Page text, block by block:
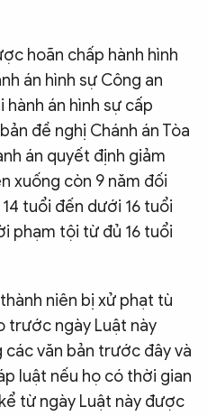
hoãn chấp hành hình
án hình sự Công an
án hình sự cấp
đề nghị Chánh án Tòa
án quyết định giảm
xuống còn 9 năm đối
tuổi đến dưới 16 tuổi
phạm tội từ đủ 16 tuổi
niên bị xử phạt tù
trước ngày Luật này
văn bản trước đây và
luật nếu họ có thời gian
từ ngày Luật này được